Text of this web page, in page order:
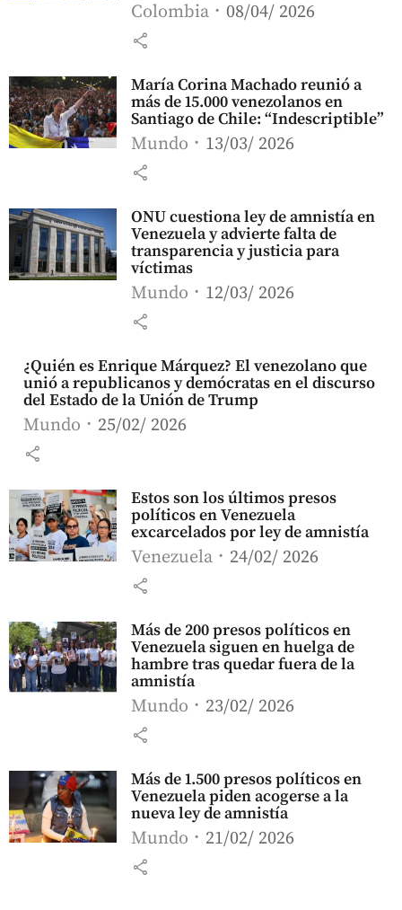
Colombia 08/04/ 2026
share
María Corina Machado reunió a
más de 15.000 venezolanos en
Santiago de Chile: “Indescriptible”
Mundo 13/03/ 2026
share
ONU cuestiona ley de amnistía en
Venezuela y advierte falta de
transparencia y justicia para
víctimas
Mundo 12/03/ 2026
share
¿Quién es Enrique Márquez? El venezolano que
unió a republicanos y demócratas en el discurso
del Estado de la Unión de Trump
Mundo 25/02/ 2026
share
Estos son los últimos presos
políticos en Venezuela
excarcelados por ley de amnistía
Venezuela 24/02/ 2026
share
Más de 200 presos políticos en
Venezuela siguen en huelga de
hambre tras quedar fuera de la
amnistía
Mundo 23/02/ 2026
share
Más de 1.500 presos políticos en
Venezuela piden acogerse a la
nueva ley de amnistía
Mundo 21/02/ 2026
share